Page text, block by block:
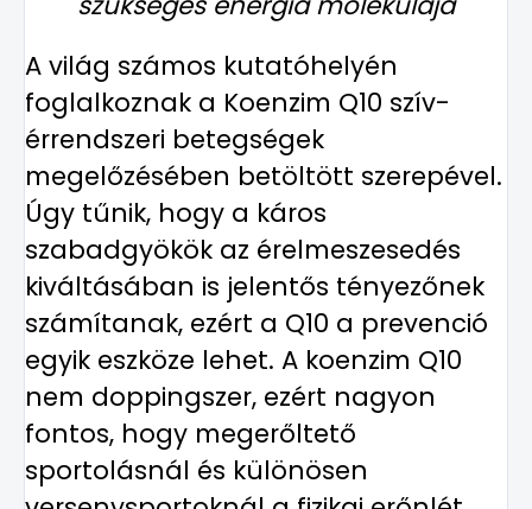
A világ számos kutatóhelyén
foglalkoznak a Koenzim Q10 szív-
érrendszeri betegségek
megelőzésében betöltött szerepével.
Úgy tűnik, hogy a káros
szabadgyökök az érelmeszesedés
kiváltásában is jelentős tényezőnek
számítanak, ezért a Q10 a prevenció
egyik eszköze lehet. A koenzim Q10
nem doppingszer, ezért nagyon
fontos, hogy megerőltető
sportolásnál és különösen